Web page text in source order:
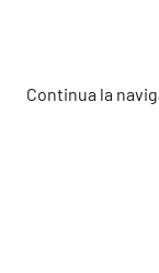
Continua la